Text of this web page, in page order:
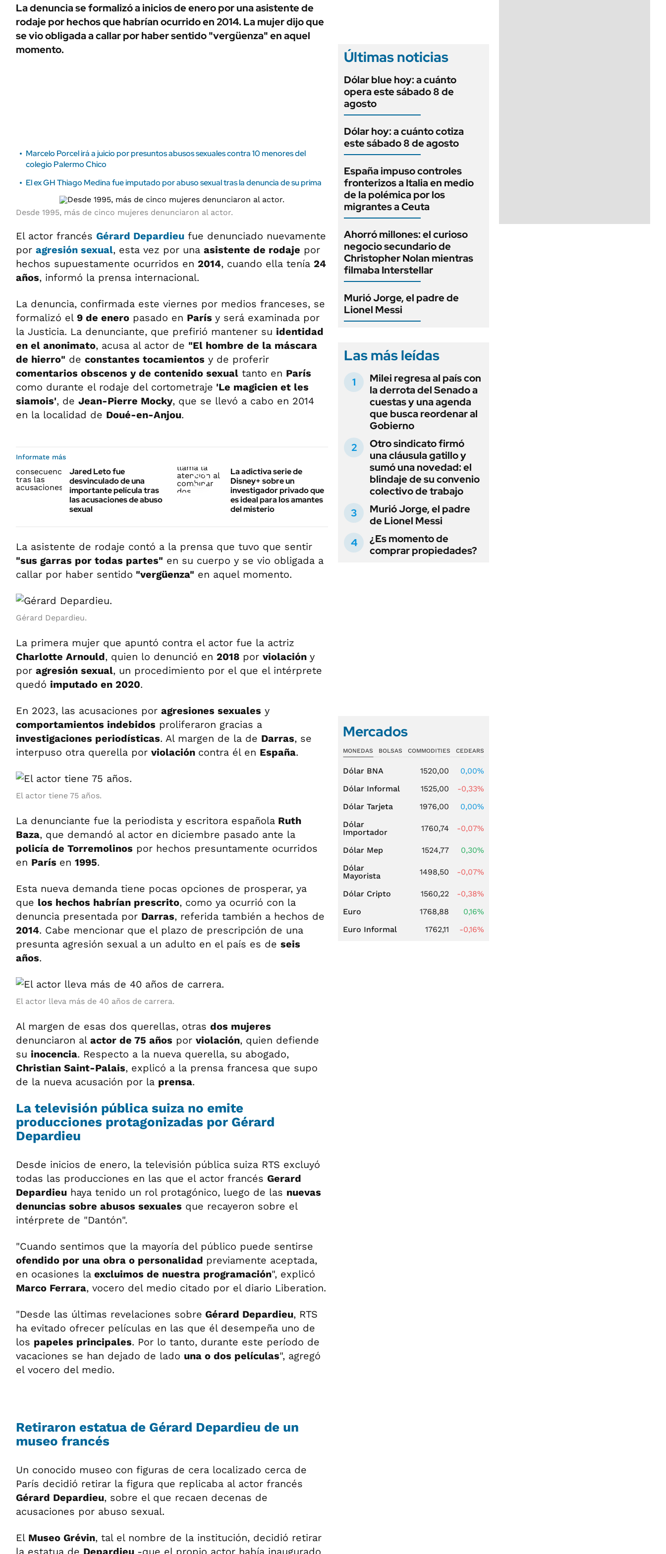
ÁMBITO DEBATE
MEDIAKIT AMBITO DEBATE
URUGUAY
LIFESTYLE
AUTOS
La denuncia se formalizó a inicios de enero por una asistente de
rodaje por hechos que habrían ocurrido en 2014. La mujer dijo que
se vio obligada a callar por haber sentido "vergüenza" en aquel
momento.
Marcelo Porcel irá a juicio por presuntos abusos sexuales contra 10 menores del
colegio Palermo Chico
El ex GH Thiago Medina fue imputado por abuso sexual tras la denuncia de su prima
Desde 1995, más de cinco mujeres denunciaron al actor.
El actor francés Gérard Depardieu fue denunciado nuevamente
por agresión sexual, esta vez por una asistente de rodaje por
hechos supuestamente ocurridos en 2014, cuando ella tenía 24
años, informó la prensa internacional.
La denuncia, confirmada este viernes por medios franceses, se
formalizó el 9 de enero pasado en París y será examinada por
la Justicia. La denunciante, que prefirió mantener su identidad
en el anonimato, acusa al actor de "El hombre de la máscara
de hierro" de constantes tocamientos y de proferir
comentarios obscenos y de contenido sexual tanto en París
como durante el rodaje del cortometraje 'Le magicien et les
siamois', de Jean-Pierre Mocky, que se llevó a cabo en 2014
en la localidad de Doué-en-Anjou.
Informate más
Jared Leto fue
desvinculado de una
importante película tras
las acusaciones de abuso
sexual
La adictiva serie de
Disney+ sobre un
investigador privado que
es ideal para los amantes
del misterio
La asistente de rodaje contó a la prensa que tuvo que sentir
"sus garras por todas partes" en su cuerpo y se vio obligada a
callar por haber sentido "vergüenza" en aquel momento.
Gérard Depardieu.
La primera mujer que apuntó contra el actor fue la actriz
Charlotte Arnould, quien lo denunció en 2018 por violación y
por agresión sexual, un procedimiento por el que el intérprete
quedó imputado en 2020.
En 2023, las acusaciones por agresiones sexuales y
comportamientos indebidos proliferaron gracias a
investigaciones periodísticas. Al margen de la de Darras, se
interpuso otra querella por violación contra él en España.
El actor tiene 75 años.
La denunciante fue la periodista y escritora española Ruth
Baza, que demandó al actor en diciembre pasado ante la
policía de Torremolinos por hechos presuntamente ocurridos
en París en 1995.
Esta nueva demanda tiene pocas opciones de prosperar, ya
que los hechos habrían prescrito, como ya ocurrió con la
denuncia presentada por Darras, referida también a hechos de
2014. Cabe mencionar que el plazo de prescripción de una
presunta agresión sexual a un adulto en el país es de seis
años.
El actor lleva más de 40 años de carrera.
Al margen de esas dos querellas, otras dos mujeres
denunciaron al actor de 75 años por violación, quien defiende
su inocencia. Respecto a la nueva querella, su abogado,
Christian Saint-Palais, explicó a la prensa francesa que supo
de la nueva acusación por la prensa.
La televisión pública suiza no emite
producciones protagonizadas por Gérard
Depardieu
Desde inicios de enero, la televisión pública suiza RTS excluyó
todas las producciones en las que el actor francés Gerard
Depardieu haya tenido un rol protagónico, luego de las nuevas
denuncias sobre abusos sexuales que recayeron sobre el
intérprete de "Dantón".
"Cuando sentimos que la mayoría del público puede sentirse
ofendido por una obra o personalidad previamente aceptada,
en ocasiones la excluimos de nuestra programación", explicó
Marco Ferrara, vocero del medio citado por el diario Liberation.
"Desde las últimas revelaciones sobre Gérard Depardieu, RTS
ha evitado ofrecer películas en las que él desempeña uno de
los papeles principales. Por lo tanto, durante este período de
vacaciones se han dejado de lado una o dos películas", agregó
el vocero del medio.
Retiraron estatua de Gérard Depardieu de un
museo francés
Un conocido museo con figuras de cera localizado cerca de
París decidió retirar la figura que replicaba al actor francés
Gérard Depardieu, sobre el que recaen decenas de
acusaciones por abuso sexual.
El Museo Grévin, tal el nombre de la institución, decidió retirar
la estatua de Depardieu -que el propio actor había inaugurado
Últimas noticias
Dólar blue hoy: a cuánto
opera este sábado 8 de
agosto
Dólar hoy: a cuánto cotiza
este sábado 8 de agosto
España impuso controles
fronterizos a Italia en medio
de la polémica por los
migrantes a Ceuta
Ahorró millones: el curioso
negocio secundario de
Christopher Nolan mientras
filmaba Interstellar
Murió Jorge, el padre de
Lionel Messi
Las más leídas
Milei regresa al país con
la derrota del Senado a
cuestas y una agenda
que busca reordenar al
Gobierno
Otro sindicato firmó
una cláusula gatillo y
sumó una novedad: el
blindaje de su convenio
colectivo de trabajo
Murió Jorge, el padre
de Lionel Messi
¿Es momento de
comprar propiedades?
Mercados
MONEDAS BOLSAS COMMODITIES CEDEARS
Dólar BNA 1520,00
0,00%
Dólar Informal
1525,00
-0,33%
Dólar Tarjeta
1976,00
0,00%
Dólar
Importador
1760,74 -0,07%
Dólar Mep 1524,77
0,30%
Dólar
Mayorista
1498,50 -0,07%
Dólar Cripto 1560,22
-0,38%
Euro
1768,88
0,16%
Euro Informal
1762,11 -0,16%